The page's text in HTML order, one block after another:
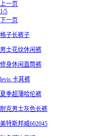
上一页
1/5
下一页
格子长裤子
男士花纹休闲裤
修身休闲直筒裤
levis 卡其裤
夏季超薄哈伦裤
耐克男士灰色长裤
美特斯邦威602045